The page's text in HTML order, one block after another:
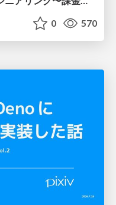
0 570